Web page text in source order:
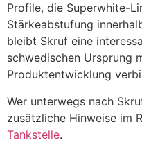
Profile, die Superwhite-
Stärkeabstufung
bleibt Skruf eine
schwedischen Ursprung
Produktentwicklung
Wer unterwegs nach
zusätzliche Hinweise im
Tankstelle.